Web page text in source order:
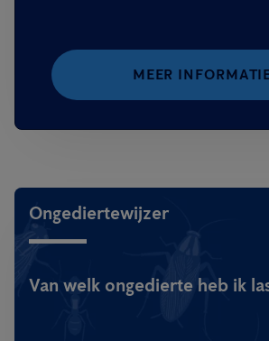
MEER
Ongediertewijzer
Van welk ongedierte heb ik